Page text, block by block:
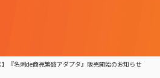
】『名刺de商売繁盛アダプタ』販売開始のお知らせ